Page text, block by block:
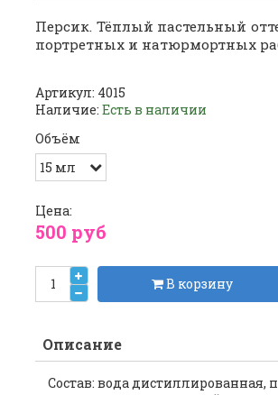
Персик. Тёплый пастельный
портретных и натюрмортных
Артикул: 4015
Наличие: Есть в наличии
Объём
Цена:
500 руб
В корзину
Описание
Состав: вода дистиллированная,